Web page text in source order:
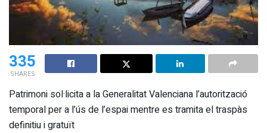
335
SHARES
Patrimoni sol·licita a la Generalitat Valenciana l’autorització
temporal per a l’ús de l’espai mentre es tramita el traspàs
definitiu i gratuït